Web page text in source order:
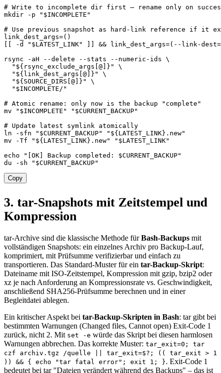
# Write to incomplete dir first — rename only on
mkdir
-p " $INCOMPLETE "
# Use previous snapshot as hard-link reference if it
link_dest_args=( )
-d " $LATEST_LINK" && link_dest_args=( --link-dest=
rsync
-aH --delete --stats --numeric-ids \
" ${rsync_exclude_args @ } "
\
" ${link_dest_args @ } "
\
" ${SOURCE_DIRS @ } "
\
" $INCOMPLETE /"
# Atomic rename: only now is the backup "complete"
mv
" $INCOMPLETE " " $CURRENT_BACKUP"
# Update latest symlink atomically
ln
-sfn " $CURRENT_BACKUP" " ${LATEST_LINK} .new"
mv
-Tf " ${LATEST_LINK} .new" " $LATEST_LINK"
echo
"[OK] Backup completed: $CURRENT_BACKUP"
du
-sh " $CURRENT_BACKUP"
Copy
3. tar-Snapshots mit Zeitstempel und
Kompression
tar-Archive sind die klassische Methode fürBash-Backups mit
vollständigen Snapshots: ein einzelnes Archiv pro Backup-Lauf,
komprimiert, mit Prüfsumme verifizierbar und einfach zu
transportieren. Das Standard-Muster für ein tar-Backup-Skript:
Dateiname mit ISO-Zeitstempel, Kompression mit gzip, bzip2 oder
xz je nach Anforderung an Kompressionsrate vs. Geschwindigkeit,
anschließend SHA256-Prüfsumme berechnen und in einer
Begleitdatei ablegen.
Ein kritischer Aspekt bei tar-Backup-Skripten in Bash: tar gibt bei
bestimmten Warnungen (Changed files, Cannot open) Exit-Code 1
zurück, nicht 2. Mit set -e würde das Skript bei diesen harmlosen
Warnungen abbrechen. Das korrekte Muster: tar_exit=0; tar
czf archiv.tgz /quelle || tar_exit=$?; (( tar_exit > 1
)) && { echo "tar fatal error"; exit 1; }. Exit-Code 1
bedeutet bei tar "Dateien verändert während des Backups" – das ist